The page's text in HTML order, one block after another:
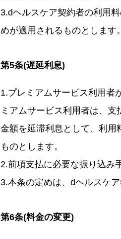
3.dヘルスケア契約者の利用
めが適用されるものとします。
第5条(遅延利息)
1.プレミアムサービス利用者
ミアムサービス利用者は、
金額を延滞利息として、利用
ものとします。
2.前項支払に必要な振り込み
3.本条の定めは、dヘルスケ
第6条(料金の変更)